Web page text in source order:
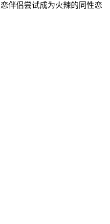
伴侣尝试成为火辣的同性恋